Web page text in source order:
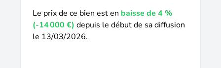
France immatriculé au RSAC de Perpignan
sous le numéro 817650294, titulaire de la
carte de démarchage immobilier pour le
Le prix de ce bien est en baisse de 4 %
(-14 000 €) depuis le début de sa diffusion
le 13/03/2026.